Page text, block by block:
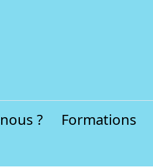
? Formations